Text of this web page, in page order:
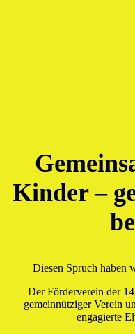
Kinder –
Diesen Spruch haben
Der Förderverein der
gemeinnütziger Verein
engagierte